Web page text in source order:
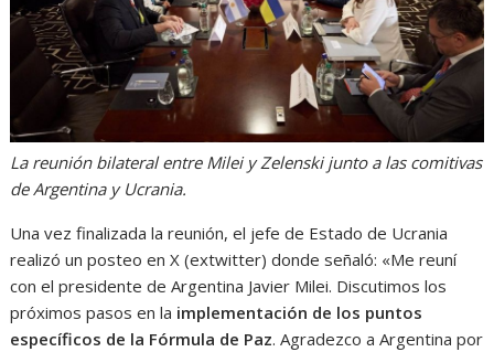
La reunión bilateral entre Milei y Zelenski junto a las comitivas
de Argentina y Ucrania.
Una vez finalizada la reunión, el jefe de Estado de Ucrania
realizó un posteo en X (extwitter) donde señaló: «Me reuní
con el presidente de Argentina Javier Milei. Discutimos los
próximos pasos en la implementación de los puntos
específicos de la Fórmula de Paz. Agradezco a Argentina por